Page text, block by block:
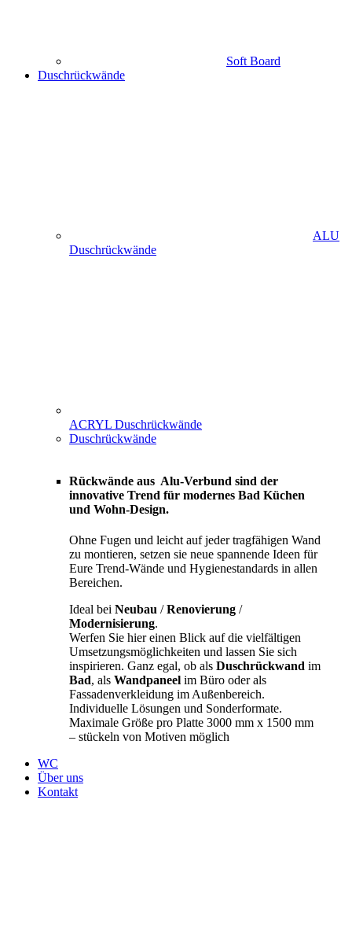
Soft Board
Duschrückwände
ALU
Duschrückwände
ACRYL Duschrückwände
Duschrückwände
Rückwände aus Alu-Verbund sind der
innovative Trend für modernes Bad Küchen
und Wohn-Design.
Ohne Fugen und leicht auf jeder tragfähigen Wand
zu montieren, setzen sie neue spannende Ideen für
Eure Trend-Wände und Hygienestandards in allen
Bereichen.
Ideal bei Neubau /Renovierung /
Modernisierung.
Werfen Sie hier einen Blick auf die vielfältigen
Umsetzungsmöglichkeiten und lassen Sie sich
inspirieren. Ganz egal, ob als Duschrückwand im
Bad, als Wandpaneel im Büro oder als
Fassadenverkleidung im Außenbereich.
Individuelle Lösungen und Sonderformate.
Maximale Größe pro Platte 3000 mm x 1500 mm
– stückeln von Motiven möglich
WC
Über uns
Kontakt